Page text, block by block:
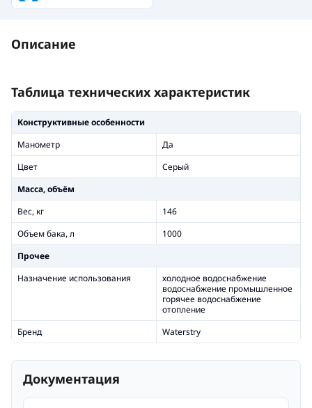
Описание
Таблица технических характеристик
Конструктивные особенности
Манометр
Да
Цвет
Серый
Масса, объём
Вес, кг
146
Объем бака, л
1000
Прочее
Назначение использования
холодное водоснабжение
водоснабжение промышленное
горячее водоснабжение
отопление
Бренд
Waterstry
Документация